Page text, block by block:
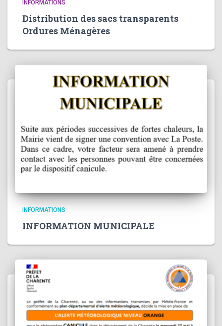
INFORMATIONS
Distribution des sacs transparents
Ordures Ménagères
INFORMATIONS
INFORMATION MUNICIPALE